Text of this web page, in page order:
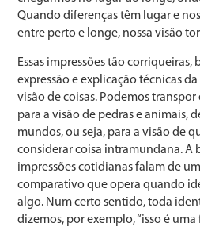
Quando diferenças têm lugar e
entre perto e longe, nossa visão
Essas impressões tão corriqueiras,
expressão e explicação técnicas
visão de coisas. Podemos transpor
para a visão de pedras e animais,
mundos, ou seja, para a visão de
considerar coisa intramundana. A
impressões cotidianas falam de
comparativo que opera quando
algo. Num certo sentido, toda
dizemos, por exemplo, “isso é